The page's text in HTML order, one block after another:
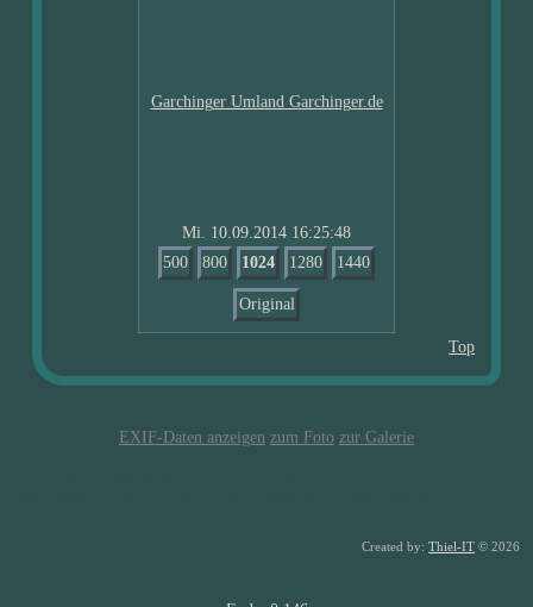
Mi. 10.09.2014 16:25:48
500
800 1024 1280 1440
Original
Top
EXIF-Daten anzeigen zum Foto zur Galerie
Created by:Thiel-IT © 2026